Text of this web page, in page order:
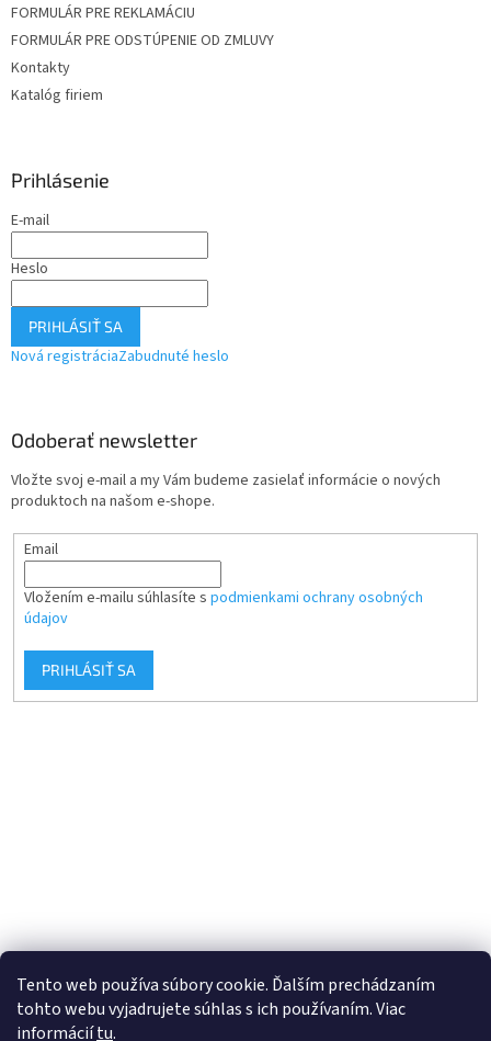
Tento web používa súbory cookie. Ďalším prechádzaním
tohto webu vyjadrujete súhlas s ich používaním. Viac
informáciítu.
FORMULÁR PRE REKLAMÁCIU
FORMULÁR PRE ODSTÚPENIE OD ZMLUVY
Kontakty
Katalóg firiem
Prihlásenie
E-mail
Heslo
PRIHLÁSIŤ SA
Nová registráciaZabudnuté heslo
Odoberať newsletter
Vložte svoj e-mail a my Vám budeme zasielať informácie o nových
produktoch na našom e-shope.
Email
Vložením e-mailu súhlasíte s podmienkami ochrany osobných
údajov
PRIHLÁSIŤ SA